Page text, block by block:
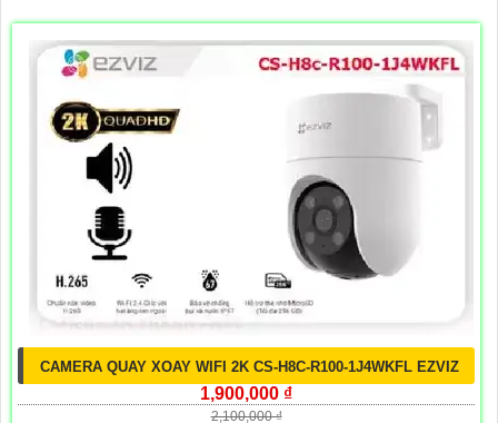
CAMERA QUAY XOAY WIFI 2K CS-H8C-R100-1J4WKFL EZVIZ
1,900,000 ₫
2,100,000 ₫